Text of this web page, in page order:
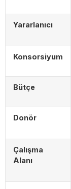
Yararlanıcı
Konsorsiyum
Bütçe
Donör
Çalışma
Alanı